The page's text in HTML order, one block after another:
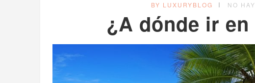
BY LUXURYBLOG NO
¿A dónde ir